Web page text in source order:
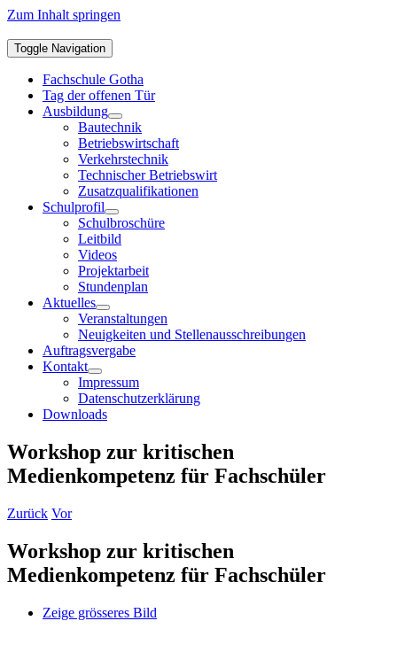
Zum Inhalt springen
Toggle Navigation
Fachschule Gotha
Tag der offenen Tür
Ausbildung
Bautechnik
Betriebswirtschaft
Verkehrstechnik
Technischer Betriebswirt
Zusatzqualifikationen
Schulprofil
Schulbroschüre
Leitbild
Videos
Projektarbeit
Stundenplan
Aktuelles
Veranstaltungen
Neuigkeiten und Stellenausschreibungen
Auftragsvergabe
Kontakt
Impressum
Datenschutzerklärung
Downloads
Workshop zur kritischen
Medienkompetenz für Fachschüler
Zurück Vor
Workshop zur kritischen
Medienkompetenz für Fachschüler
Zeige grösseres Bild